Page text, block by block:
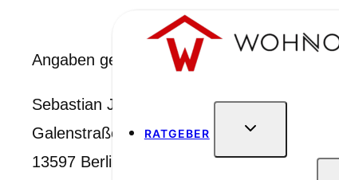
Inhalt
RATGEBER
Angaben gemäß § 5 TMG
Sebastian Jacobitz Internet-Dienstleistungen
Galenstraße 45
13597 Berlin